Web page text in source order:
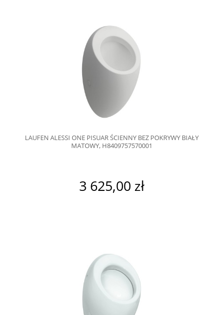
LAUFEN ALESSI ONE PISUAR ŚCIENNY BEZ POKRYWY BIAŁY
MATOWY, H8409757570001
3 625,00 zł